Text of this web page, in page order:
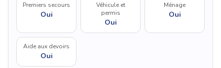
Premiers secours
Oui
Véhicule et
permis
Oui
Ménage
Oui
Aide aux devoirs
Oui